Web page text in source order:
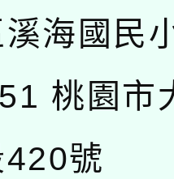
海國民
桃園市
號